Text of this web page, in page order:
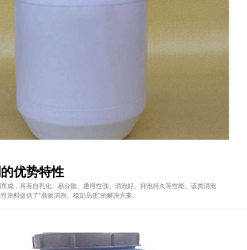
优势特性
成，具有自乳化、易分散、通用性强、消泡好、抑泡持久等性能。该类消泡
涂料提供了“高效消泡、稳定品质”的解决方案。